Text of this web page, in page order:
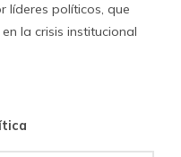
líderes políticos, que
la crisis institucional